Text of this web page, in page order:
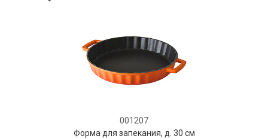
001207
Форма для запекания, д. 30 см